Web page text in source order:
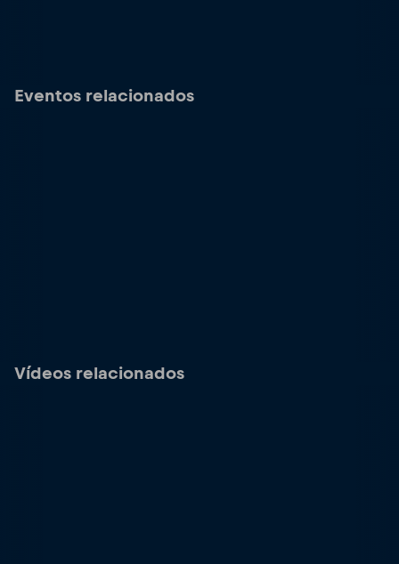
Eventos relacionados
Vídeos relacionados